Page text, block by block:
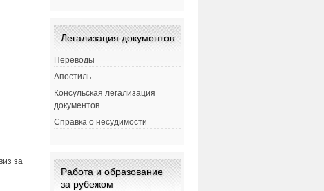
за
Легализация документов
Переводы
Апостиль
Консульская легализация
документов
Справка о несудимости
Работа и образование
за рубежом